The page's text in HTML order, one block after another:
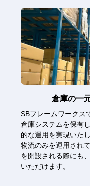
倉庫の一
SBフレームワークス
倉庫システムを保有
的な運用を実現いた
物流のみを運用され
を開設される際にも
いただけます。